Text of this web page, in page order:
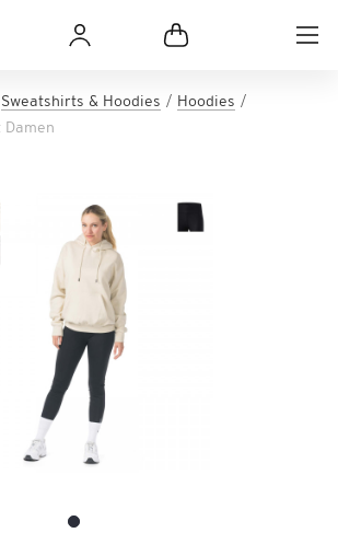
Sweatshirts & Hoodies
Hoodies
Damen